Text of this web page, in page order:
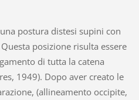
postura distesi supini con
posizione risulta essere
di tutta la catena
1949). Dopo aver creato le
(allineamento occipite,